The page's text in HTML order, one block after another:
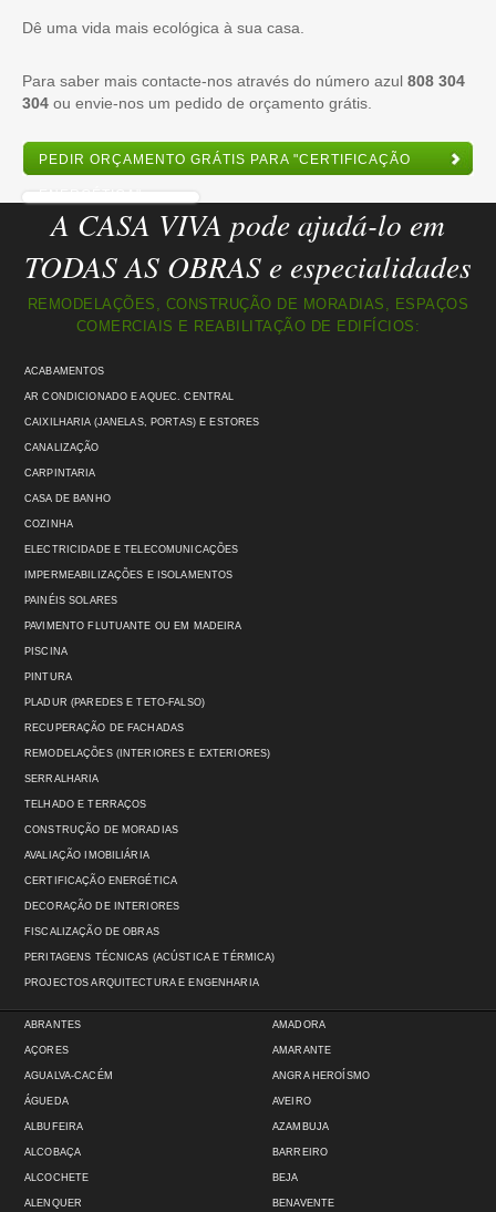
Dê uma vida mais ecológica à sua casa.
Para saber mais contacte-nos através do número azul 808 304
304 ou envie-nos um pedido de orçamento grátis.
PEDIR ORÇAMENTO GRÁTIS PARA "CERTIFICAÇÃO
ENERGÉTICA"
A CASA VIVA pode ajudá-lo em
TODAS AS OBRAS e especialidades
REMODELAÇÕES, CONSTRUÇÃO DE MORADIAS, ESPAÇOS
COMERCIAIS E REABILITAÇÃO DE EDIFÍCIOS:
ACABAMENTOS
AR CONDICIONADO E AQUEC. CENTRAL
CAIXILHARIA (JANELAS, PORTAS) E ESTORES
CANALIZAÇÃO
CARPINTARIA
CASA DE BANHO
COZINHA
ELECTRICIDADE E TELECOMUNICAÇÕES
IMPERMEABILIZAÇÕES E ISOLAMENTOS
PAINÉIS SOLARES
PAVIMENTO FLUTUANTE OU EM MADEIRA
PISCINA
PINTURA
PLADUR (PAREDES E TETO-FALSO)
RECUPERAÇÃO DE FACHADAS
REMODELAÇÕES (INTERIORES E EXTERIORES)
SERRALHARIA
TELHADO E TERRAÇOS
CONSTRUÇÃO DE MORADIAS
AVALIAÇÃO IMOBILIÁRIA
CERTIFICAÇÃO ENERGÉTICA
DECORAÇÃO DE INTERIORES
FISCALIZAÇÃO DE OBRAS
PERITAGENS TÉCNICAS (ACÚSTICA E TÉRMICA)
PROJECTOS ARQUITECTURA E ENGENHARIA
ABRANTES
AÇORES
AGUALVA-CACÉM
ÁGUEDA
ALBUFEIRA
ALCOBAÇA
ALCOCHETE
ALENQUER
AMADORA
AMARANTE
ANGRA HEROÍSMO
AVEIRO
AZAMBUJA
BARREIRO
BEJA
BENAVENTE